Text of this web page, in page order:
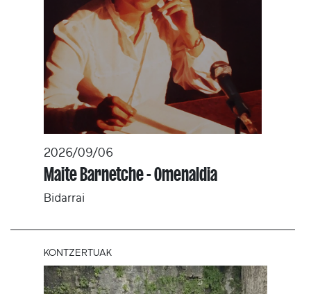
2026/09/06
Maite Barnetche - Omenaldia
Bidarrai
KONTZERTUAK